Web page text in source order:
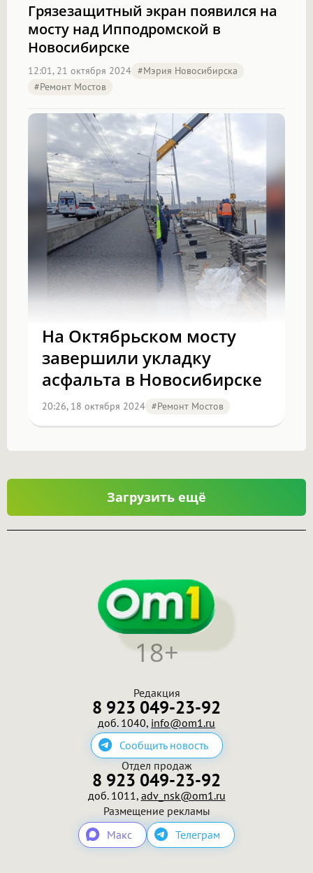
Грязезащитный экран появился на
мосту над Ипподромской в
Новосибирске
12:01, 21 октября 2024 #Мэрия Новосибирска
#Ремонт Мостов
На Октябрьском мосту
завершили укладку
асфальта в Новосибирске
20:26, 18 октября 2024 #Ремонт Мостов
Загрузить ещё
Редакция
8 923 049-23-92
доб. 1040, info@om1.ru
Сообщить новость
18+
Отдел продаж
8 923 049-23-92
доб. 1011, adv_nsk@om1.ru
Размещение рекламы
Макс
Телеграм